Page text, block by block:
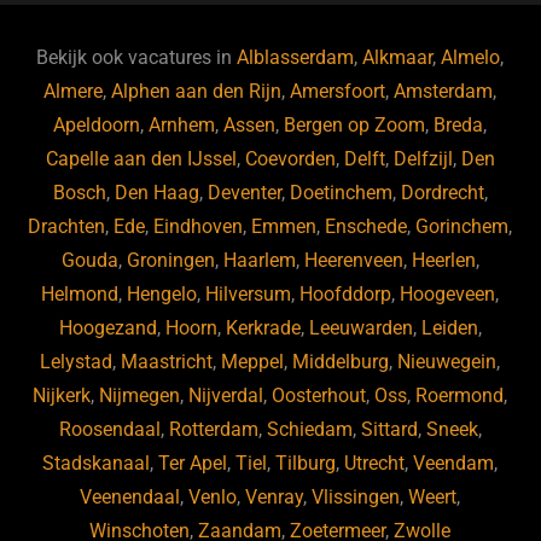
b
o
o
k
ky dI
n
Bekijk ook vacatures inAlblasserdam,Alkmaar,Almelo,
Almere,Alphen aan den Rijn,Amersfoort,Amsterdam,
Apeldoorn,Arnhem,Assen, Bergen op Zoom, Breda,
Capelle aan den IJssel, Coevorden, Delft, Delfzijl, Den
Bosch, Den Haag, Deventer, Doetinchem, Dordrecht,
Drachten, Ede, Eindhoven, Emmen, Enschede, Gorinchem,
Gouda, Groningen, Haarlem, Heerenveen, Heerlen,
Helmond, Hengelo, Hilversum, Hoofddorp, Hoogeveen,
Hoogezand, Hoorn, Kerkrade, Leeuwarden, Leiden,
Lelystad, Maastricht, Meppel, Middelburg, Nieuwegein,
Nijkerk, Nijmegen, Nijverdal, Oosterhout, Oss, Roermond,
Roosendaal, Rotterdam, Schiedam, Sittard, Sneek,
Stadskanaal,Ter Apel,Tiel,Tilburg, Utrecht,Veendam,
Veenendaal,Venlo,Venray,Vlissingen,Weert,
Winschoten,Zaandam,Zoetermeer,Zwolle